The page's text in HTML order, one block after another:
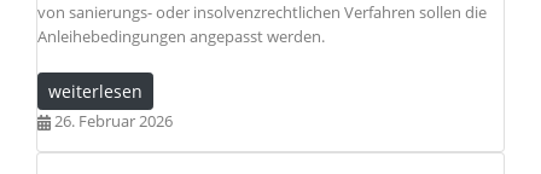
von sanierungs- oder insolvenzrechtlichen Verfahren sollen die
Anleihebedingungen angepasst werden.
weiterlesen
26. Februar 2026